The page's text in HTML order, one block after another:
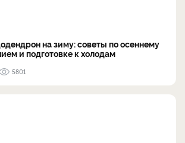
на зиму: советы по осеннему
и подготовке к холодам
5801